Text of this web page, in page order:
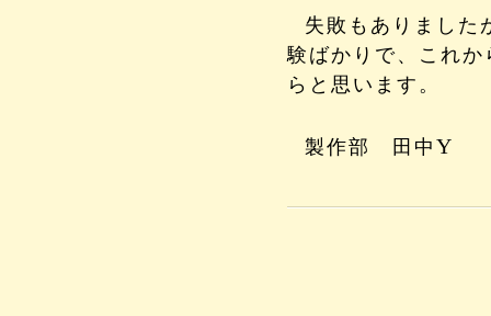
失敗もありました
験ばかりで、これ
らと思います。
製作部 田中 Y